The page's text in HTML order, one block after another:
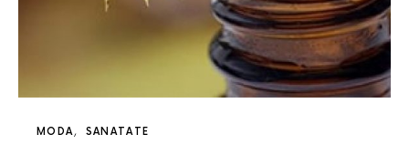
MODA SANATATE